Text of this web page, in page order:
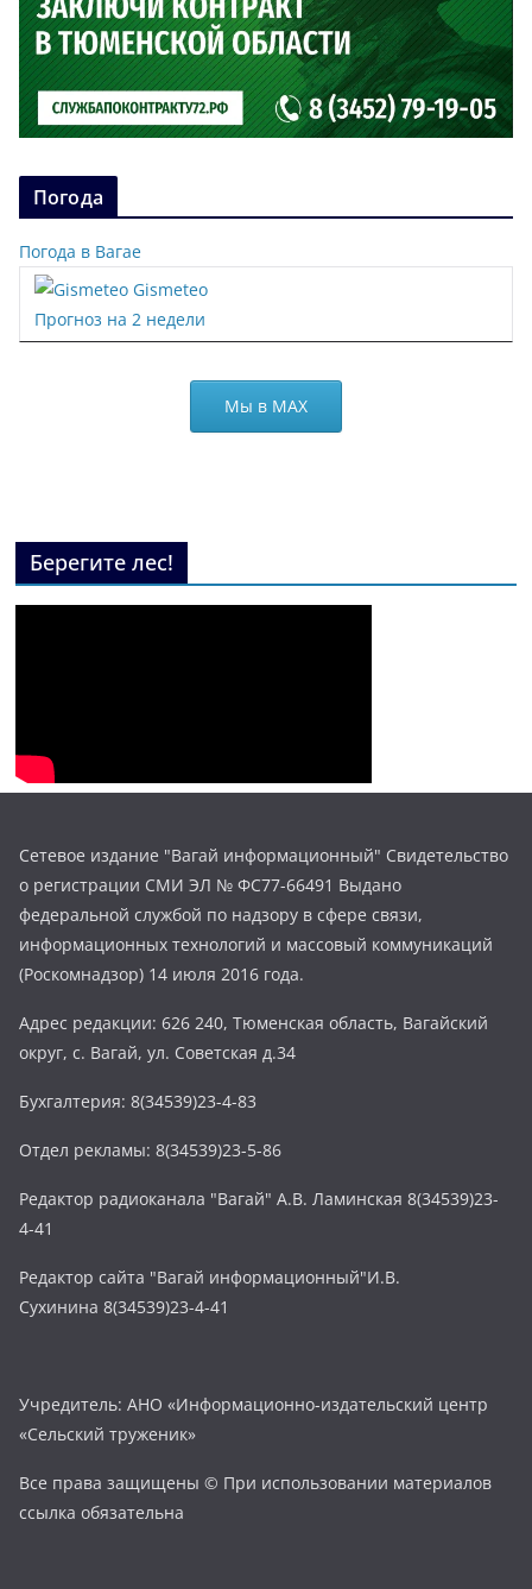
Погода
Погода в Вагае
Gismeteo
Прогноз на 2 недели
Мы в МАХ
Берегите лес!
Сетевое издание "Вагай информационный" Свидетельство
о регистрации СМИ ЭЛ № ФС77-66491 Выдано
федеральной службой по надзору в сфере связи,
информационных технологий и массовый коммуникаций
(Роскомнадзор) 14 июля 2016 года.
Адрес редакции: 626 240, Тюменская область, Вагайский
округ, с. Вагай, ул. Советская д.34
Бухгалтерия: 8(34539)23-4-83
Отдел рекламы: 8(34539)23-5-86
Редактор радиоканала "Вагай" А.В. Ламинская 8(34539)23-
4-41
Редактор сайта "Вагай информационный"И.В.
Сухинина 8(34539)23-4-41
Учредитель: АНО «Информационно-издательский центр
«Сельский труженик»
Все права защищены © При использовании материалов
ссылка обязательна